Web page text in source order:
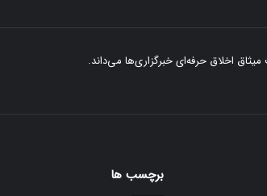
میثاق اخلاق حرفه‌ای خبرگزاری‌ها می‌داند.
برچسب ها